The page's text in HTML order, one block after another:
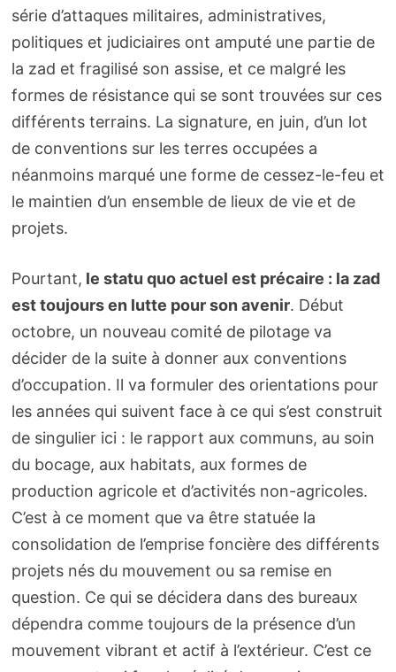
série d’attaques militaires, administratives,
politiques et judiciaires ont amputé une partie de
la zad et fragilisé son assise, et ce malgré les
formes de résistance qui se sont trouvées sur ces
différents terrains. La signature, en juin, d’un lot
de conventions sur les terres occupées a
néanmoins marqué une forme de cessez-le-feu et
le maintien d’un ensemble de lieux de vie et de
projets.
Pourtant, le statu quo actuel est précaire : la zad
est toujours en lutte pour son avenir. Début
octobre, un nouveau comité de pilotage va
décider de la suite à donner aux conventions
d’occupation. Il va formuler des orientations pour
les années qui suivent face à ce qui s’est construit
de singulier ici : le rapport aux communs, au soin
du bocage, aux habitats, aux formes de
production agricole et d’activités non-agricoles.
C’est à ce moment que va être statuée la
consolidation de l’emprise foncière des différents
projets nés du mouvement ou sa remise en
question. Ce qui se décidera dans des bureaux
dépendra comme toujours de la présence d’un
mouvement vibrant et actif à l’extérieur. C’est ce